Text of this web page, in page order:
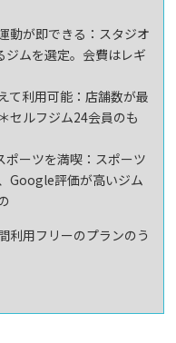
が即できる：スタジオ
ムを選定。会費はレギ
利用可能：店舗数が最
セルフジム24会員のも
ーツを満喫：スポーツ
Google評価が高いジム
利用フリーのプランのう